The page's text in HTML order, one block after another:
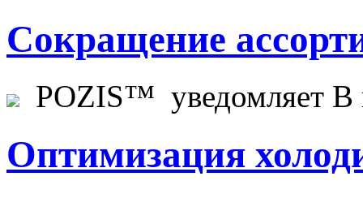
Сокращение
POZIS™ уведомляет В
Оптимизация